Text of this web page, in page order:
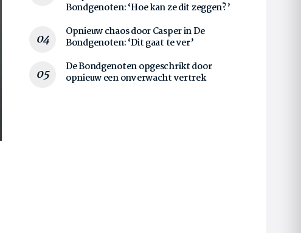
Bondgenoten: ‘Hoe kan ze dit zeggen?’
Opnieuw chaos door Casper in De
Bondgenoten: ‘Dit gaat te ver’
De Bondgenoten opgeschrikt door
opnieuw een onverwacht vertrek